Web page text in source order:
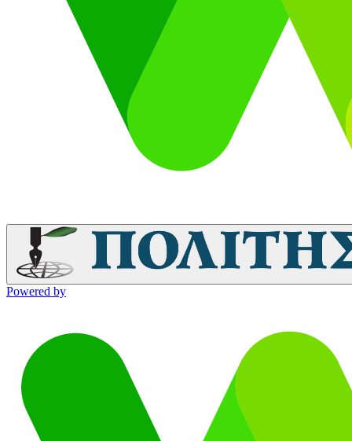
Powered by